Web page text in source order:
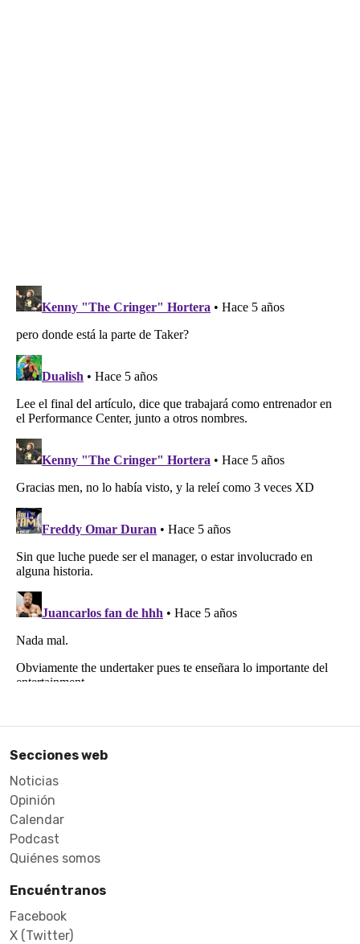
Secciones web
Noticias
Opinión
Calendar
Podcast
Quiénes somos
Encuéntranos
Facebook
X (Twitter)